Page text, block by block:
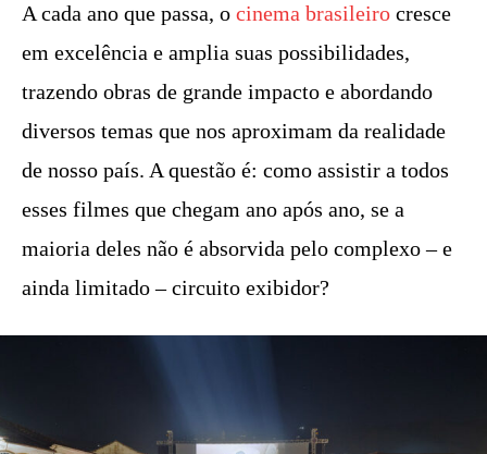
A cada ano que passa, o cinema brasileiro cresce
em excelência e amplia suas possibilidades,
trazendo obras de grande impacto e abordando
diversos temas que nos aproximam da realidade
de nosso país. A questão é: como assistir a todos
esses filmes que chegam ano após ano, se a
maioria deles não é absorvida pelo complexo – e
ainda limitado – circuito exibidor?